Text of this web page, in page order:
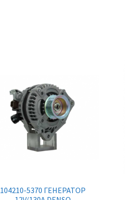
104210-5370 ГЕНЕРАТОР